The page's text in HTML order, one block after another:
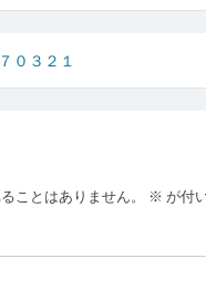
０３２１
ことはありません。 ※ が付